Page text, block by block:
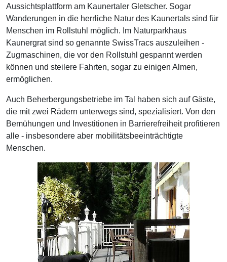
Aussichtsplattform am Kaunertaler Gletscher. Sogar
Wanderungen in die herrliche Natur des Kaunertals sind für
Menschen im Rollstuhl möglich. Im Naturparkhaus
Kaunergrat sind so genannte SwissTracs auszuleihen -
Zugmaschinen, die vor den Rollstuhl gespannt werden
können und steilere Fahrten, sogar zu einigen Almen,
ermöglichen.
Auch Beherbergungsbetriebe im Tal haben sich auf Gäste,
die mit zwei Rädern unterwegs sind, spezialisiert. Von den
Bemühungen und Investitionen in Barrierefreiheit profitieren
alle - insbesondere aber mobilitätsbeeinträchtigte
Menschen.